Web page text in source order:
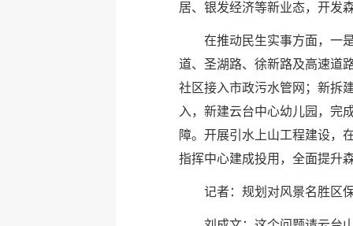
居、银发经济等新业态，开发
在推动民生实事方面，一
道、圣湖路、徐新路及高速道
社区接入市政污水管网；新拆
入，新建云台中心幼儿园，完
障。开展引水上山工程建设，
指挥中心建成投用，全面提升
记者：规划对风景名胜区